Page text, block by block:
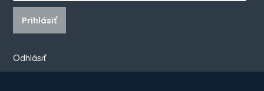
Prihlásiť
Odhlásiť